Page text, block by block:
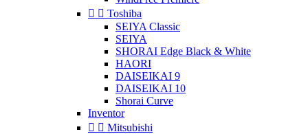
  Toshiba
SEIYA Classic
SEIYA
SHORAI Edge Black & White
HAORI
DAISEIKAI 9
DAISEIKAI 10
Shorai Curve
Inventor
  Mitsubishi